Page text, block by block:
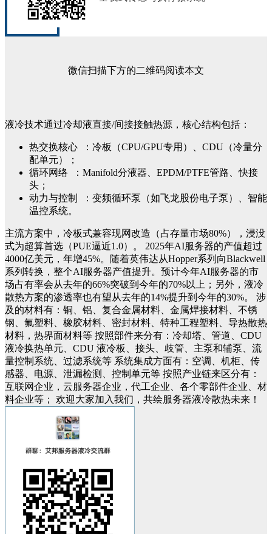
微信扫描下方的二维码阅读本文
液冷技术通过冷却液直接/间接接触热源，核心结构包括：
热交换核心 ：冷板（CPU/GPU专用）、CDU（冷量分
配单元）；
循环网络 ：Manifold分液器、EPDM/PTFE管路、快接
头；
动力与控制 ：变频循环泵（如飞龙股份电子泵）、智能
温控系统。
主流方案中，冷板式兼容现网改造（占存量市场80%），浸没
式为超算首选（PUE逼近1.0）。
2025年AI服务器的产值超过
4000亿美元，年增45%。随着英伟达从Hopper系列向Blackwell
系列转换，整个AI服务器产值提升。预计今年AI服务器的市
场占有率会从去年的66%突破到今年的70%以上；另外，液冷
散热方案的渗透率也有望从去年的14%提升到今年的30%。
涉
及的材料有：铜、铝、复合金属材料、金属焊接材料、不锈
钢、氟塑料、橡胶材料、密封材料、特种工程塑料、导热散热
材料，热界面材料等 按照部件来分有：冷却塔、管道、 CDU
液冷换热单元、 CDU 液冷板、接头、歧管、主泵和辅泵、流
量控制系统、过滤系统等 系统集成方面有：空调、机柜、传
感器、电源、泄漏检测、控制单元等 按照产业链来区分有：
互联网企业，云服务器企业，代工企业、各个零部件企业、材
料企业等；
欢迎大家加入我们，共绘服务器液冷散热未来！